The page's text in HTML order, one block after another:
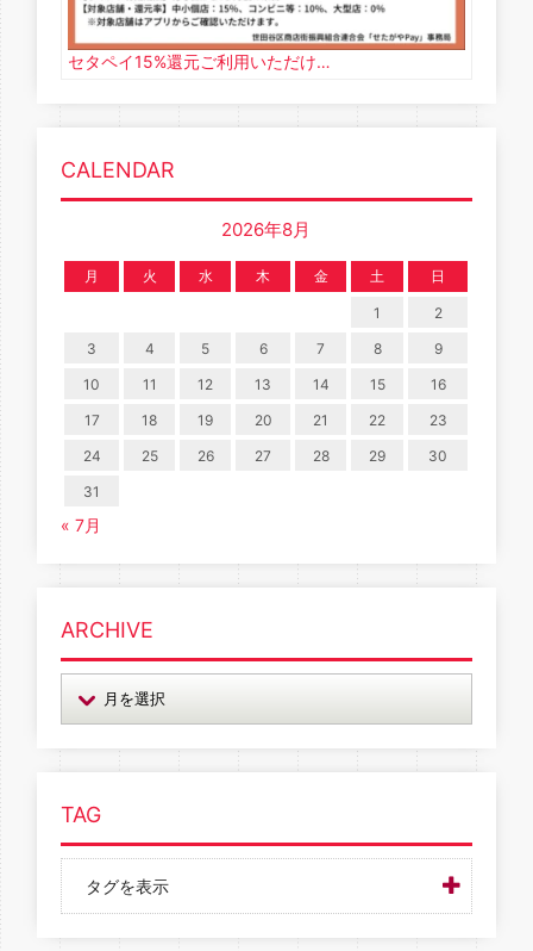
セタペイ15%還元ご利用いただけ…
CALENDAR
2026年8月
月 火 水 木 金 土 日
1
2
3
4 5 6 7 8
9
10
11 12 13 14 15
16
17
18 19 20 21 22
23
24
25 26 27 28 29
30
31
« 7月
ARCHIVE
TAG
タグを表示